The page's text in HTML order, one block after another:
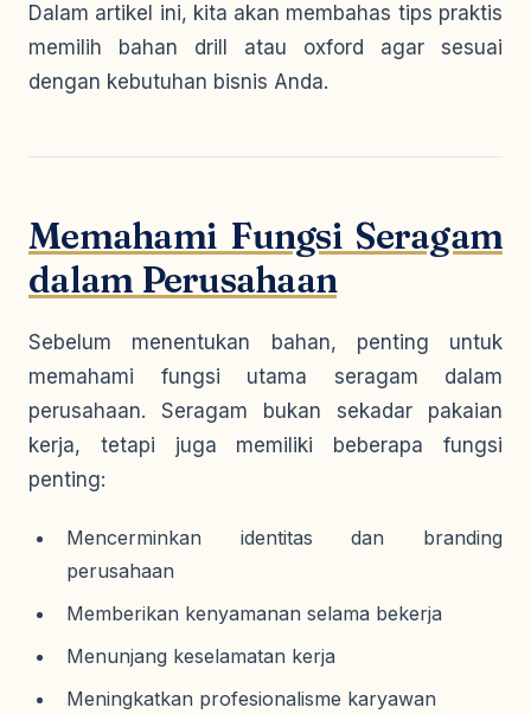
Dalam artikel ini, kita akan membahas tips praktis
memilih bahan drill atau oxford agar sesuai
dengan kebutuhan bisnis Anda.
Memahami Fungsi Seragam
dalam Perusahaan
Sebelum menentukan bahan, penting untuk
memahami fungsi utama seragam dalam
perusahaan. Seragam bukan sekadar pakaian
kerja, tetapi juga memiliki beberapa fungsi
penting:
Mencerminkan identitas dan branding
perusahaan
Memberikan kenyamanan selama bekerja
Menunjang keselamatan kerja
Meningkatkan profesionalisme karyawan